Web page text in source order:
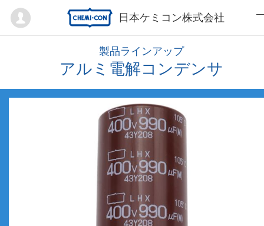
日本ケミコン株式会社
Mypage
製品ラインアップ
アルミ電解コンデンサ